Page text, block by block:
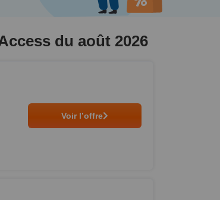
du août 2026
Voir l’offre